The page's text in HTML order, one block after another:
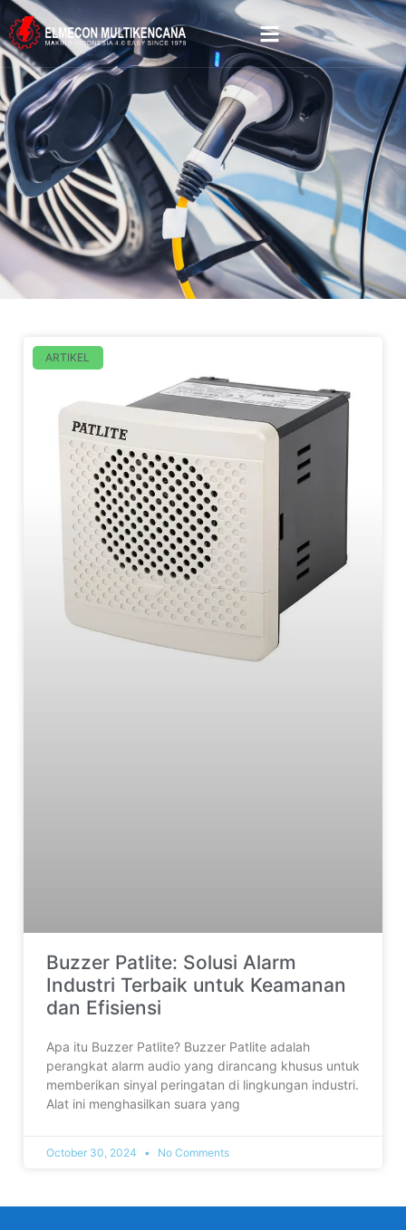
ARTIKEL
Buzzer Patlite: Solusi Alarm
Industri Terbaik untuk Keamanan
dan Efisiensi
Apa itu Buzzer Patlite? Buzzer Patlite adalah
perangkat alarm audio yang dirancang khusus untuk
memberikan sinyal peringatan di lingkungan industri.
Alat ini menghasilkan suara yang
October 30, 2024 No Comments